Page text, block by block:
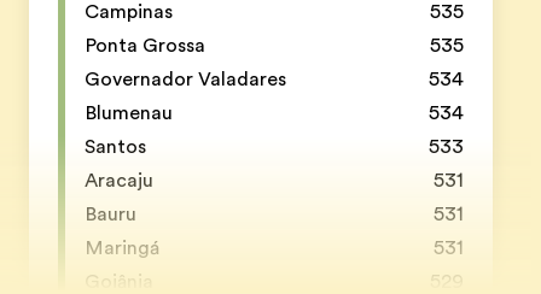
Campinas
535
Ponta Grossa
535
Governador Valadares
534
Blumenau
534
Santos
533
Aracaju
531
Bauru
531
Maringá
531
Goiânia
529